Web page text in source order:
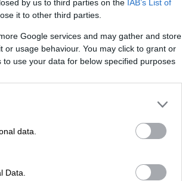
by us to third parties on the IAB’s List of
it to other third parties.
Google services and may gather and store
usage behaviour. You may click to grant or
use your data for below specified purposes
data.
Data.
με πύραυλο